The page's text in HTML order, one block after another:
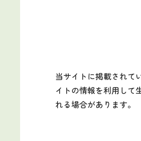
当サイトに掲載されて
イトの情報を利用して
れる場合があります。